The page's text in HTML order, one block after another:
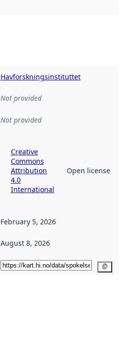
Havforskningsinstituttet
Not provided
Not provided
Creative
Commons
Attribution
4.0
International
Open license
February 5, 2026
August 8, 2026